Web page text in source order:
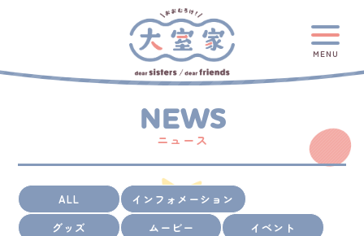
MENU
NEWS
ニュース
ALL
インフォメーション
グッズ
ムービー
イベント